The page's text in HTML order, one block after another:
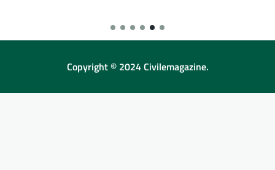
Copyright © 2024 Civilemagazine.